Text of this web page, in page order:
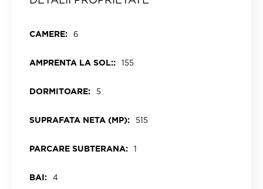
CAMERE: 6
AMPRENTA LA SOL:: 155
DORMITOARE: 5
SUPRAFATA NETA (MP): 515
PARCARE SUBTERANA: 1
BAI: 4